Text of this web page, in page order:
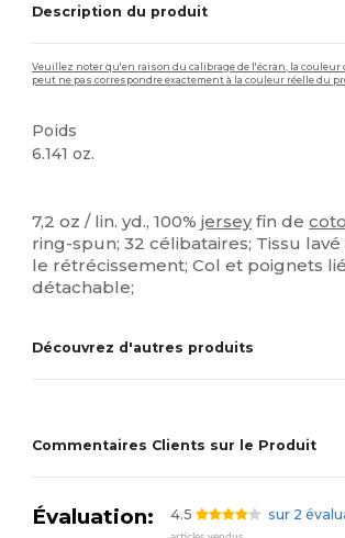
Description du produit
Veuillez noter qu'en raison du calibrage de l'écran, la couleur
peut ne pas correspondre exactement à la couleur réelle du
Poids
6.141 oz.
7,2 oz / lin. yd., 100%jerseyfin de
ring-spun; 32 célibataires; Tissu
le rétrécissement; Col et poignets
détachable;
Découvrez d'autres produits
Commentaires Clients sur le Produit
Évaluation: 4.5 sur 2